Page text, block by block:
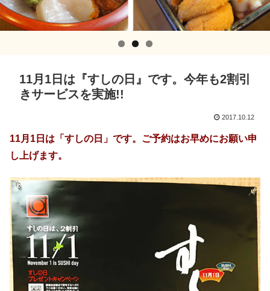
11月1日は『すしの日』です。今年も2割引
きサービスを実施!!
2017.10.12
11月1日は「すしの日」です。ご予約はお早めにお願い申
し上げます。